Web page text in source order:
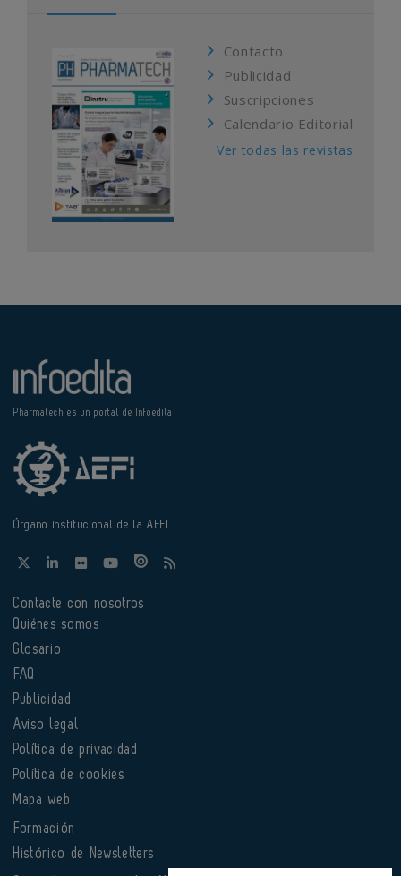
Contacto
Publicidad
Suscripciones
Calendario Editorial
Ver todas las revistas
Pharmatech es un portal de Infoedita
Órgano institucional de la AEFI
Contacte con nosotros
Quiénes somos
Glosario
FAQ
Publicidad
Aviso legal
Política de privacidad
Política de cookies
Mapa web
Formación
Histórico de Newsletters